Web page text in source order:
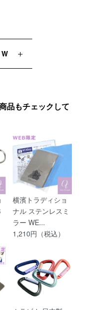
品もチェックして
横濱トラディショ
ナル ステンレスミ
ラー WE...
1,210円（税込）